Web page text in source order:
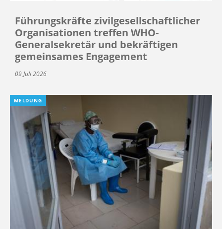
Führungskräfte zivilgesellschaftlicher
Organisationen treffen WHO-
Generalsekretär und bekräftigen
gemeinsames Engagement
09 Juli 2026
MELDUNG